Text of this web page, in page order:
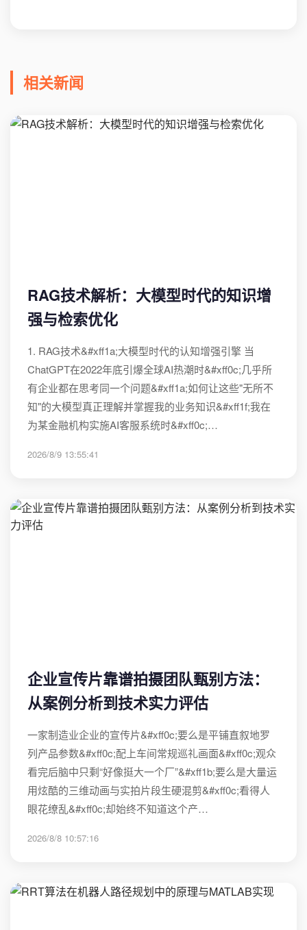
相关新闻
RAG技术解析：大模型时代的知识增
强与检索优化
1. RAG技术&#xff1a;大模型时代的认知增强引擎 当
ChatGPT在2022年底引爆全球AI热潮时&#xff0c;几乎所
有企业都在思考同一个问题&#xff1a;如何让这些"无所不
知"的大模型真正理解并掌握我的业务知识&#xff1f;我在
为某金融机构实施AI客服系统时&#xff0c;…
2026/8/9 13:55:41
企业宣传片靠谱拍摄团队甄别方法：
从案例分析到技术实力评估
一家制造业企业的宣传片&#xff0c;要么是平铺直叙地罗
列产品参数&#xff0c;配上车间常规巡礼画面&#xff0c;观众
看完后脑中只剩“好像挺大一个厂”&#xff1b;要么是大量运
用炫酷的三维动画与实拍片段生硬混剪&#xff0c;看得人
眼花缭乱&#xff0c;却始终不知道这个产…
2026/8/8 10:57:16